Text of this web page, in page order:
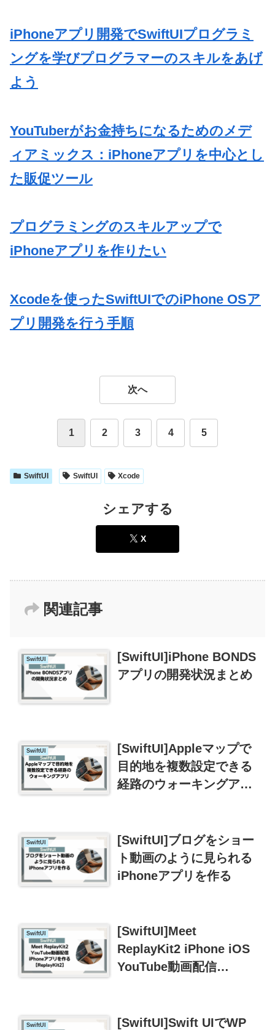
iPhoneアプリ開発でSwiftUIプログラミ
ングを学びプログラマーのスキルをあげ
よう
YouTuberがお金持ちになるためのメデ
ィアミックス：iPhoneアプリを中心とし
た販促ツール
プログラミングのスキルアップで
iPhoneアプリを作りたい
Xcodeを使ったSwiftUIでのiPhone OSア
プリ開発を行う手順
次へ
1 2 3 4 5
SwiftUI SwiftUI Xcode
シェアする
X
関連記事
SwiftUI
[SwiftUI]iPhone BONDS
アプリの開発状況まとめ
SwiftUI
[SwiftUI]Appleマップで
目的地を複数設定できる
経路のウォーキングアプ
SwiftUI
[SwiftUI]ブログをショー
ト動画のように見られる
iPhoneアプリを作る
SwiftUI
[SwiftUI]Meet
ReplayKit2 iPhone iOS
YouTube動画配信
SwiftUI
[SwiftUI]Swift UIでWP